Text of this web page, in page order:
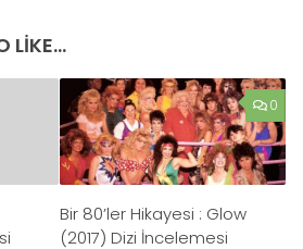
LIKE...
0
Bir 80’ler Hikayesi : Glow
(2017) Dizi İncelemesi